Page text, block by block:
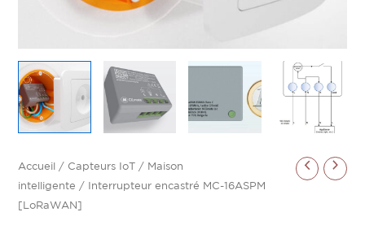
Accueil / Capteurs IoT / Maison
intelligente / Interrupteur encastré MC-16ASPM
[LoRaWAN]